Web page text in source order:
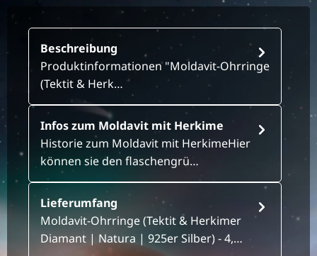
Beschreibung
Produktinformationen "Moldavit-Ohrringe
(Tektit & Herk…
Infos zum Moldavit mit Herkime
Historie zum Moldavit mit HerkimeHier
können sie den flaschengrü…
Lieferumfang
Moldavit-Ohrringe (Tektit & Herkimer
Diamant | Natura | 925er Silber) - 4,…